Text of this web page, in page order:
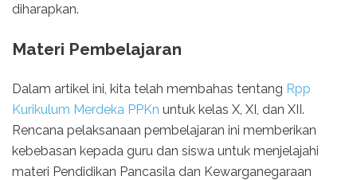
diharapkan.
Materi Pembelajaran
Dalam artikel ini, kita telah membahas tentang Rpp
Kurikulum Merdeka PPKn untuk kelas X, XI, dan XII.
Rencana pelaksanaan pembelajaran ini memberikan
kebebasan kepada guru dan siswa untuk menjelajahi
materi Pendidikan Pancasila dan Kewarganegaraan